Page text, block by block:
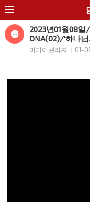
2023년01월08일
DNA(02)/’하나
미디어관리자 01-